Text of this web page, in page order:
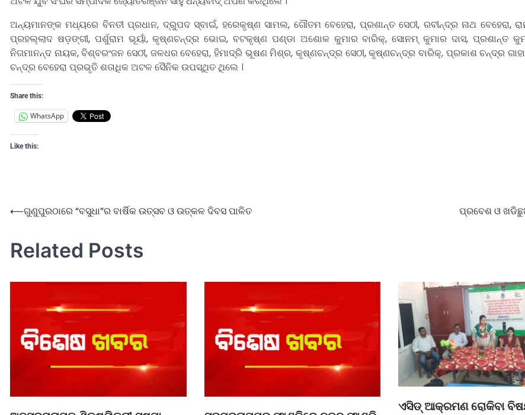
ଅନ୍ୟମାନଙ୍କ ମଧ୍ୟରେ ବିନତୀ ପ୍ରଧାନ, ଦ୍ରୁପଦ ସ୍ବାଇଁ, ହରେକୃଷ୍ଣ ସାମଲ, ଗୌତମ ବେହେରା, ପ୍ରଶାନ୍ତ ସେଠୀ, ରବୀନ୍ଦ୍ର ନାଥ ବେହେରା,
ପ୍ରହଲ୍ଲାଦ ଷଡ଼ଙ୍ଗୀ, ପର୍ଶୁରାମ ଭୂୟାଁ, କୃଷ୍ଣଚନ୍ଦ୍ର ଭୋଇ, ବଟକୃଷ୍ଣ ପଣ୍ଡା ଅଶୋକ କୁମାର ବାରିକ୍, ସୋନମ୍ କୁମାର ଦାସ, ପ୍ରଶାନ୍ତ
ନିଗମାନନ୍ଦ ନାୟକ, ବିଶ୍ବରଂଜନ ସେଠୀ, ଜଳଧର ବେହେରା, ହିମାଦ୍ରି ଭୂଷଣ ମିଶ୍ର, କୃଷ୍ଣଚନ୍ଦ୍ର ସେଠୀ, କୃଷ୍ଣଚନ୍ଦ୍ର ବାରିକ୍, ପ୍ରକାଶ ଚନ୍ଦ୍ର
ଚନ୍ଦ୍ର ବେହେରା ପ୍ରଭୃତି ଶତାଧିକ ଅଟଳ ସୈନିକ ଉପସ୍ଥିତ ଥିଲେ ।
Share this:
WhatsApp
Like this:
⟵ଗୁଣୁପୁରଠାରେ “ବସୁଧା”ର ବାର୍ଷିକ ଉତ୍ସବ ଓ ଉତ୍କଳ ଦିବସ ପାଳିତ ପ୍ରବେଶ ଓ
Related Posts
ଏସିଡ୍ ଆକ୍ରମଣ ରୋକିବା